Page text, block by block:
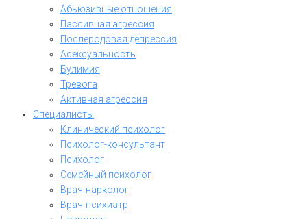
Абьюзивные отношения
Пассивная агрессия
Послеродовая депрессия
Асексуальность
Булимия
Тревога
Активная агрессия
Специалисты
Клинический психолог
Психолог-консультант
Психолог
Семейный психолог
Врач-нарколог
Врач-психиатр